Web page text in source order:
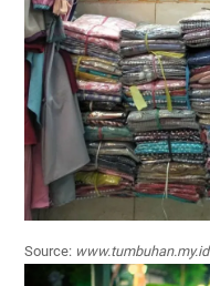
Source: www.tumbuhan.my.id